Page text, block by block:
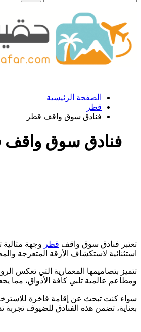
الصفحة الرئيسية
قطر
فنادق سوق واقف قطر
فنادق سوق واقف
تعتبر فنادق سوق واقف قطر وجهة
استثنائية لاستكشاف الأزقة المتعرجة
تتميز بتصاميمها المعمارية التي تعكس
ومطاعم عالمية تلبي كافة الأذواق، مما
سواء كنت تبحث عن إقامة فاخرة
بعناية، تضمن هذه الفنادق للضيوف تجربة